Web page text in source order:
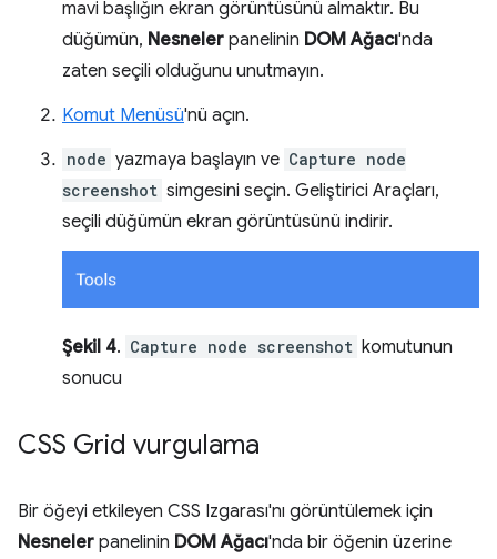
mavi başlığın ekran görüntüsünü almaktır. Bu
düğümün, Nesneler panelinin DOM Ağacı'nda
zaten seçili olduğunu unutmayın.
Komut Menüsü'nü açın.
node yazmaya başlayın ve Capture node
screenshot simgesini seçin. Geliştirici Araçları,
seçili düğümün ekran görüntüsünü indirir.
Şekil 4. Capture node screenshot komutunun
sonucu
CSS Grid vurgulama
Bir öğeyi etkileyen CSS Izgarası'nı görüntülemek için
Nesneler panelinin DOM Ağacı'nda bir öğenin üzerine